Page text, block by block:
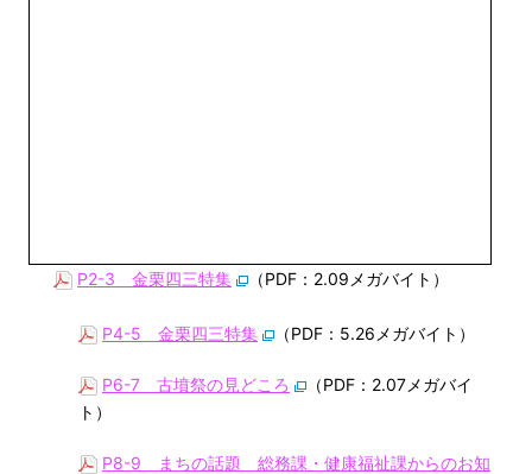
P2-3 金栗四三特集 （PDF：2.09メガバイト）
P4-5 金栗四三特集 （PDF：5.26メガバイト）
P6-7 古墳祭の見どころ
（PDF：2.07メガバイ
ト）
P8-9 まちの話題 総務課・健康福祉課からのお知